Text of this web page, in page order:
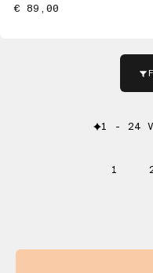
€ 89,00
1 - 24
1